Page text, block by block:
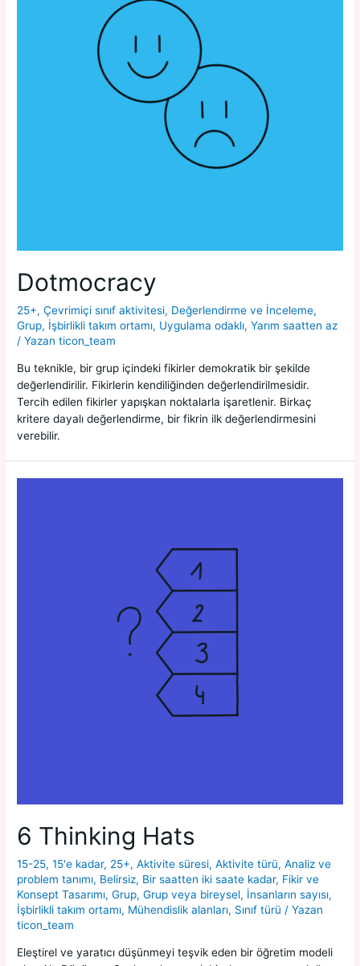
Dotmocracy
25+,Çevrimiçi sınıf aktivitesi, Değerlendirme ve İnceleme,
Grup, İşbirlikli takım ortamı, Uygulama odaklı,Yarım saatten az
/ Yazan ticon_team
Bu teknikle, bir grup içindeki fikirler demokratik bir şekilde
değerlendirilir. Fikirlerin kendiliğinden değerlendirilmesidir.
Tercih edilen fikirler yapışkan noktalarla işaretlenir. Birkaç
kritere dayalı değerlendirme, bir fikrin ilk değerlendirmesini
verebilir.
6 Thinking Hats
15-25,15'e kadar, 25+,Aktivite süresi,Aktivite türü,Analiz ve
problem tanımı, Belirsiz, Bir saatten iki saate kadar, Fikir ve
Konsept Tasarımı,Grup,Grup veya bireysel, İnsanların sayısı,
İşbirlikli takım ortamı, Mühendislik alanları, Sınıf türü / Yazan
ticon_team
Eleştirel ve yaratıcı düşünmeyi teşvik eden bir öğretim modeli